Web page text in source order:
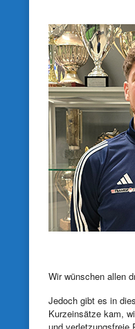
Wir wünschen allen
Jedoch gibt es in
Kurzeinsätze kam,